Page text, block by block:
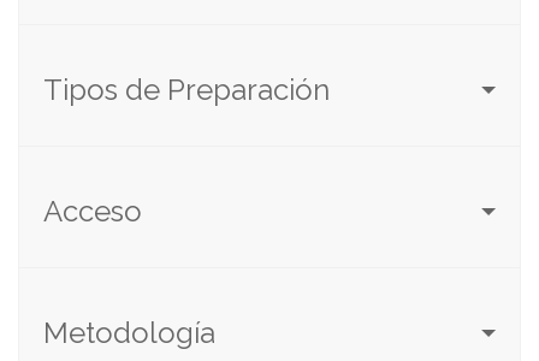
Tipos de Preparación
Acceso
Metodología